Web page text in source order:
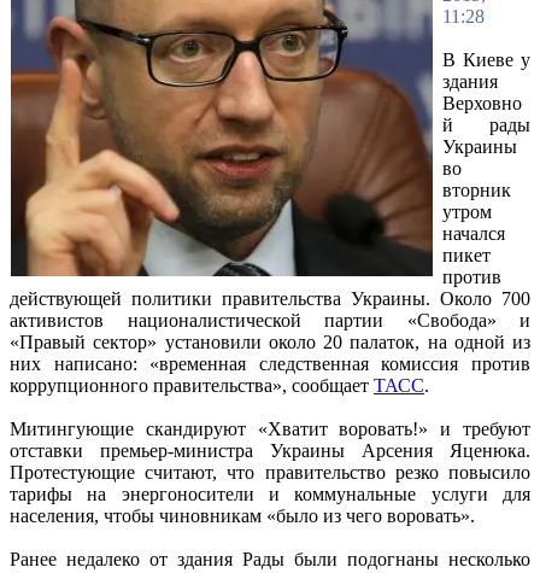
11:28
В Киеве у
здания
Верховно
й рады
Украины
во
вторник
утром
начался
пикет
против
действующей политики правительства Украины. Около 700
активистов националистической партии «Свобода» и
«Правый сектор» установили около 20 палаток, на одной из
них написано: «временная следственная комиссия против
коррупционного правительства», сообщает ТАСС.
Митингующие скандируют «Хватит воровать!» и требуют
отставки премьер-министра Украины Арсения Яценюка.
Протестующие считают, что правительство резко повысило
тарифы на энергоносители и коммунальные услуги для
населения, чтобы чиновникам «было из чего воровать».
Ранее недалеко от здания Рады были подогнаны несколько